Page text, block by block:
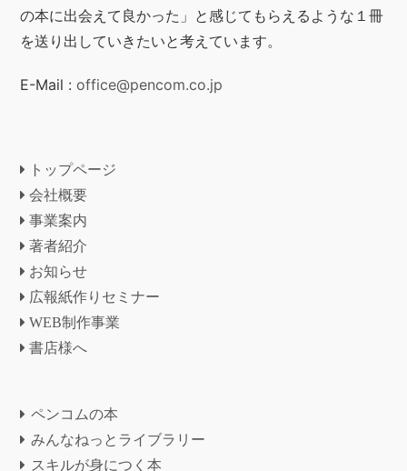
の本に出会えて良かった」と感じてもらえるような１冊
を送り出していきたいと考えています。
E-Mail :office@pencom.co.jp
トップページ
会社概要
事業案内
著者紹介
お知らせ
広報紙作りセミナー
WEB制作事業
書店様へ
ペンコムの本
みんなねっとライブラリー
スキルが身につく本